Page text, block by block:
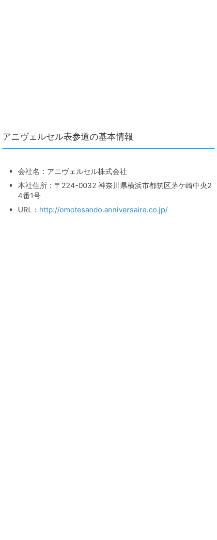
アニヴェルセル表参道の基本情報
会社名：アニヴェルセル株式会社
本社住所：〒224-0032 神奈川県横浜市都筑区茅ケ崎中央2
4番1号
URL： http://omotesando.anniversaire.co.jp/